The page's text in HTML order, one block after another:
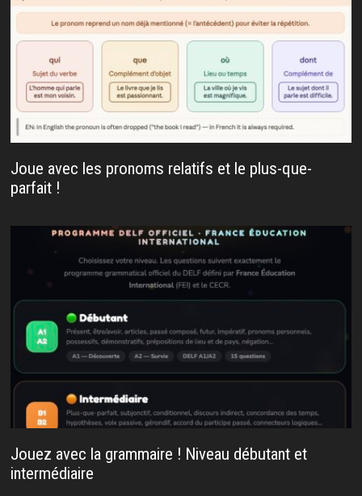
Joue avec les pronoms relatifs et le plus-que-
parfait !
Jouez avec la grammaire ! Niveau débutant et
intermédiaire